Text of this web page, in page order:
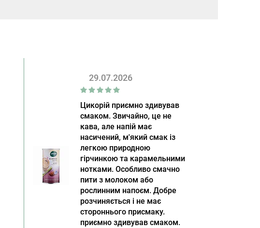
29.07.2026
Цикорій приємно здивував
смаком. Звичайно, це не
кава, але напій має
насичений, м'який смак із
легкою природною
гірчинкою та карамельними
нотками. Особливо смачно
пити з молоком або
рослинним напоєм. Добре
розчиняється і не має
стороннього присмаку.
приємно здивував смаком.